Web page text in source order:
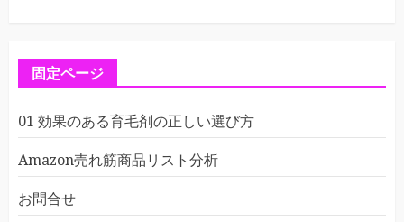
固定ページ
01 効果のある育毛剤の正しい選び方
Amazon売れ筋商品リスト分析
お問合せ